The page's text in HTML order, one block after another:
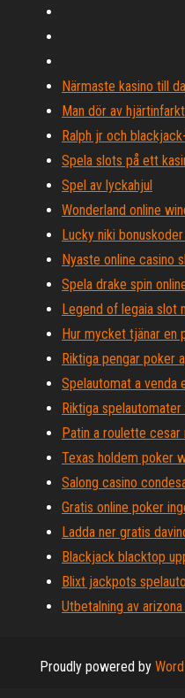
Närmaste kasino till
Man dör av
Ralph jr och
Spela slots på ett
Spel av lyckahjul
Wonderland online
Lucky niki
Nyaste online casino
Spela drake spin
Legend of legaia slot
Hur mycket tjänar en
Riktiga pengar poker
Spelautomat a venda
Riktiga
Patin a roulette cesar
Texas holdem poker
Salong casino
Gratis online poker
Ladda ner gratis
Blackjack blacktop
Blixt jackpots
Utbetalning av
Proudly powered by